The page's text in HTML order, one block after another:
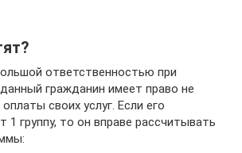
ответственностью при
гражданин имеет право не
своих услуг. Если его
1 группу, то он вправе рассчитывать